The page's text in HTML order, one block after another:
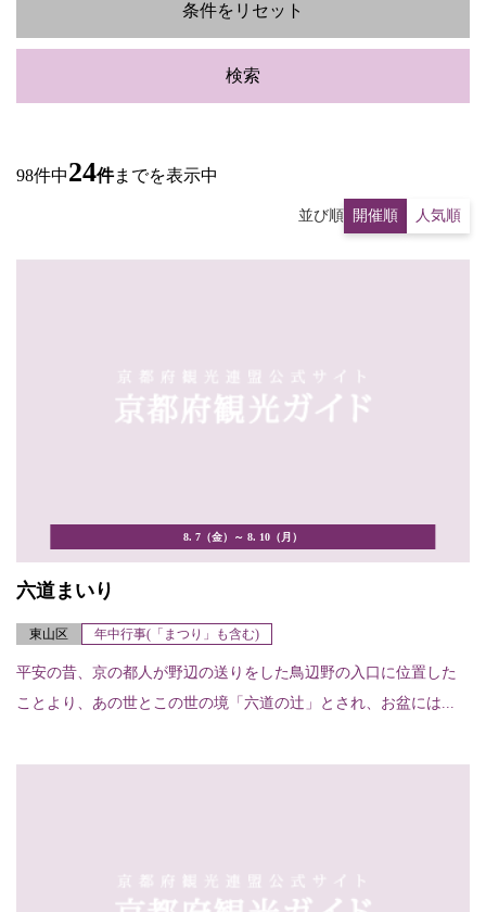
条件をリセット
検索
98件中24件までを表示中
並び順 開催順 人気順
8. 7（金）～ 8. 10（月）
六道まいり
東山区 年中行事(「まつり」も含む)
平安の昔、京の都人が野辺の送りをした鳥辺野の入口に位置した
ことより、あの世とこの世の境「六道の辻」とされ、お盆には...